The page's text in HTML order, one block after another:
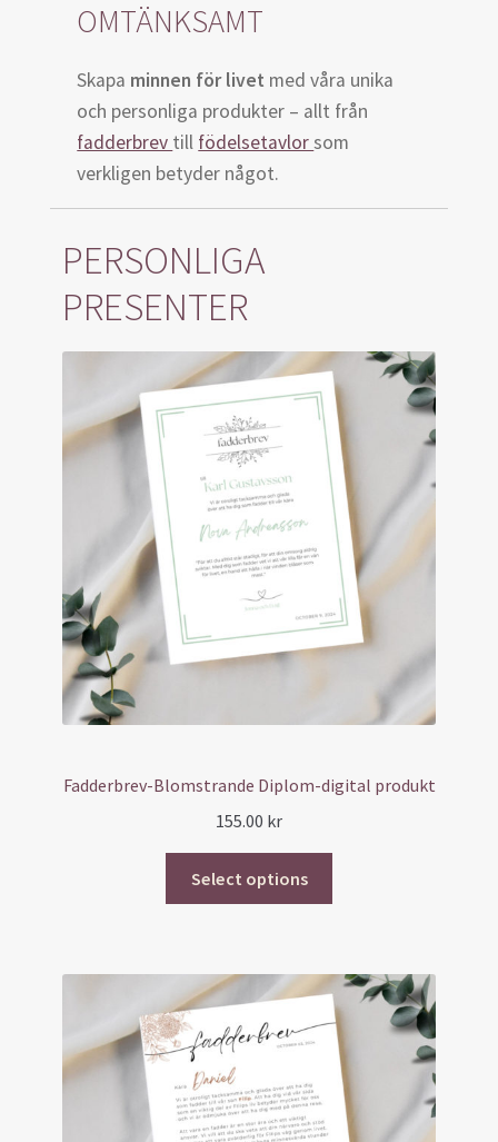
OMTÄNKSAMT
Skapa minnen för livet med våra unika
och personliga produkter – allt från
fadderbrev till födelsetavlorsom
verkligen betyder något.
PERSONLIGA
PRESENTER
Fadderbrev-Blomstrande Diplom-digital produkt
155.00 kr
Select options